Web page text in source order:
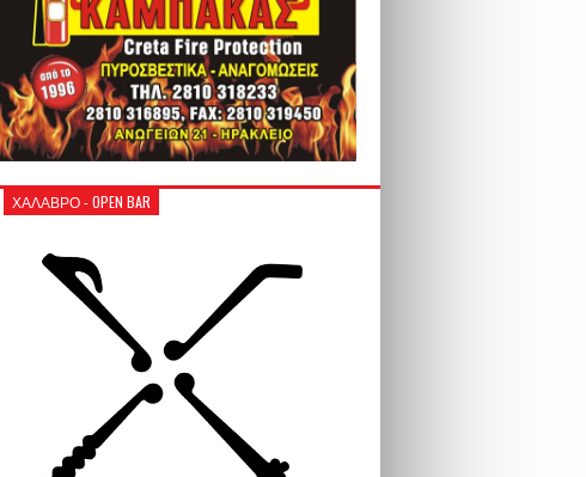
ΧΑΛΑΒΡΟ - OPEN BAR